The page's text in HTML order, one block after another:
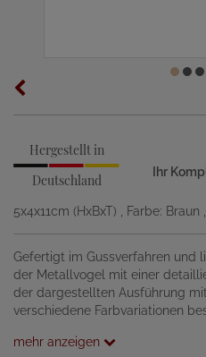
Hergestellt in
Deutschland
Ihr
5x4x11cm (HxBxT)
, Farbe: Braun
Gefertigt im Gussverfahren und
der Metallvogel mit einer
der dargestellten Ausführung
verschiedene Farbvariationen
mehr anzeigen